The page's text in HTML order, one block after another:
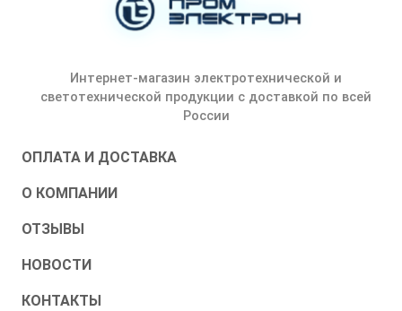
Интернет-магазин электротехнической и
светотехнической продукции с доставкой по всей
России
ОПЛАТА И ДОСТАВКА
О КОМПАНИИ
ОТЗЫВЫ
НОВОСТИ
КОНТАКТЫ